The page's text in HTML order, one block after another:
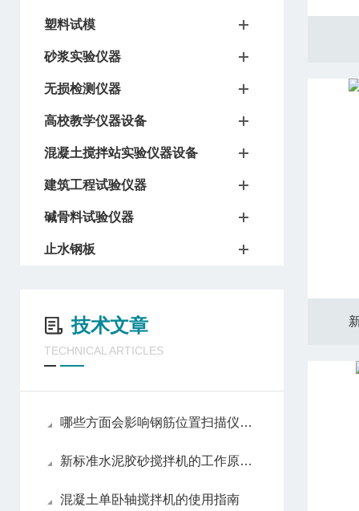
塑料试模
砂浆实验仪器
无损检测仪器
高校教学仪器设备
混凝土搅拌站实验仪器设备
建筑工程试验仪器
碱骨料试验仪器
止水钢板
技术文章
TECHNICAL ARTICLES
哪些方面会影响钢筋位置扫描仪的准确度
新标准水泥胶砂搅拌机的工作原理探秘：公转与自转的精密配合
混凝土单卧轴搅拌机的使用指南